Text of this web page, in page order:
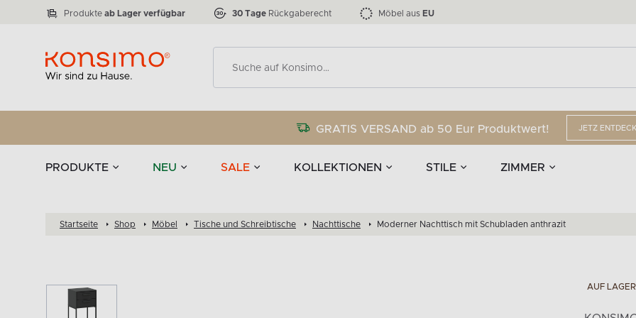
Produkte ab Lager verfügbar 30 Tage Rückgaberecht Möbel aus EU
GRATIS VERSAND ab 50 Eur Produktwert! JETZ
PRODUKTE NEU SALE KOLLEKTIONEN STILE ZIMMER
Tischgeschirr und Accessoires
zu 50 % Die LOFTY-Möbelkollektion bis zu 34 %
VICTO Anzahl der Produkte:77 EPIRI Anzahl der Produkte:
ELEGANT Anzahl der Produkte:888 TEENS Anzahl der Produkte:
Tischlampen
Startseite Shop Möbel Tische und Schreibtische Nachttische Moderner Nachttisch mit Schubladen anthrazit
AUF LAGER